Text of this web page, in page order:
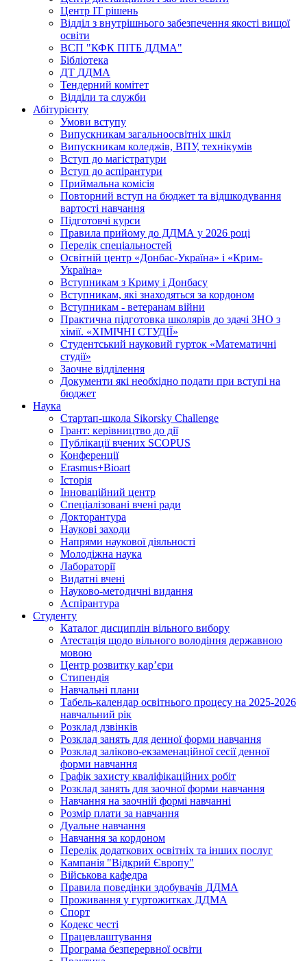
Центр ІТ рішень
Відділ з внутрішнього забезпечення якості вищої
освіти
ВСП "КФК ПІТБ ДДМА"
Бібліотека
ДТ ДДМА
Тендерний комітет
Відділи та служби
Абітурієнту
Умови вступу
Випускникам загальноосвітніх шкіл
Випускникам коледжів, ВПУ, технікумів
Вступ до магістратури
Вступ до аспірантури
Приймальна комісія
Повторний вступ на бюджет та відшкодування
вартості навчання
Підготовчі курси
Правила прийому до ДДМА у 2026 році
Перелік спеціальностей
Освітній центр «Донбас-Україна» і «Крим-
Україна»
Вступникам з Криму і Донбасу
Вступникам, які знаходяться за кордоном
Вступникам - ветеранам війни
Практична підготовка школярів до здачі ЗНО з
хімії. «ХІМІЧНІ СТУДІЇ»
Студентський науковий гурток «Математичні
студії»
Заочне відділення
Документи які необхідно подати при вступі на
бюджет
Наука
Стартап-школа Sikorsky Challenge
Грант: керівництво до дії
Публікації вчених SCOPUS
Конференції
Erasmus+Bioart
Історія
Інноваційний центр
Спеціалізовані вчені ради
Докторантура
Наукові заходи
Напрями наукової діяльності
Молодіжна наука
Лабораторії
Видатні вчені
Науково-методичні видання
Аспірантура
Студенту
Каталог дисциплін вільного вибору
Атестація щодо вільного володіння державною
мовою
Центр розвитку кар’єри
Стипендія
Навчальні плани
Табель-календар освітнього процесу на 2025-2026
навчальний рік
Розклад дзвінків
Розклад занять для денної форми навчання
Розклад заліково-екзаменаційної сесії денної
форми навчання
Графік захисту кваліфікаційних робіт
Розклад занять для заочної форми навчання
Навчання на заочній формі навчанні
Розмір плати за навчання
Дуальне навчання
Навчання за кордоном
Перелік додаткових освітніх та інших послуг
Кампанія "Відкрий Європу"
Військова кафедра
Правила поведінки здобувачів ДДМА
Проживання у гуртожитках ДДМА
Спорт
Кодекс честі
Працевлаштування
Програма безперервної освіти